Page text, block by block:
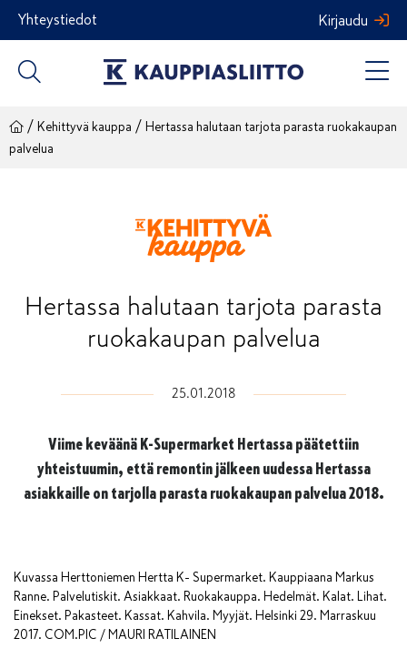
Siirry
sisältöön
Yhteystiedot Kirjaudu
/ Kehittyvä kauppa / Hertassa halutaan tarjota parasta ruokakaupan
palvelua
Hertassa halutaan tarjota parasta
ruokakaupan palvelua
25.01.2018
Viime keväänä K-Supermarket Hertassa päätettiin
yhteistuumin, että remontin jälkeen uudessa Hertassa
asiakkaille on tarjolla parasta ruokakaupan palvelua 2018.
Kuvassa Herttoniemen Hertta K- Supermarket. Kauppiaana Markus
Ranne. Palvelutiskit. Asiakkaat. Ruokakauppa. Hedelmät. Kalat. Lihat.
Einekset. Pakasteet. Kassat. Kahvila. Myyjät. Helsinki 29. Marraskuu
2017. COM.PIC / MAURI RATILAINEN